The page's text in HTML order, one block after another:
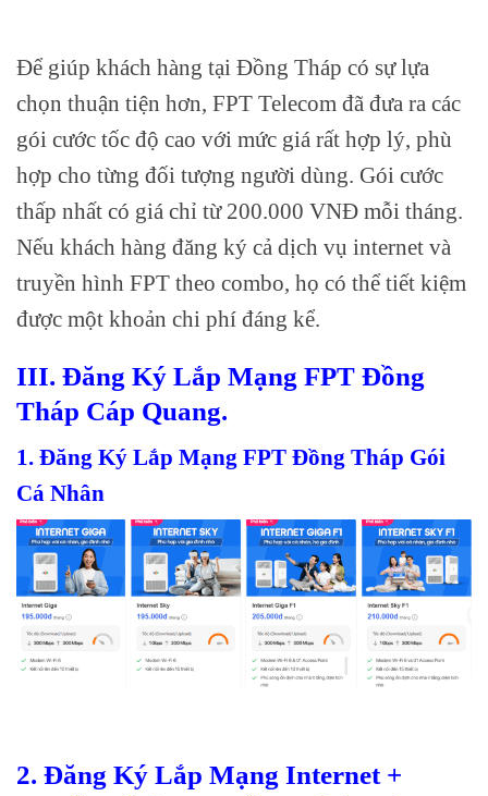
Để giúp khách hàng tại Đồng Tháp có sự lựa
chọn thuận tiện hơn, FPT Telecom đã đưa ra các
gói cước tốc độ cao với mức giá rất hợp lý, phù
hợp cho từng đối tượng người dùng. Gói cước
thấp nhất có giá chỉ từ 200.000 VNĐ mỗi tháng.
Nếu khách hàng đăng ký cả dịch vụ internet và
truyền hình FPT theo combo, họ có thể tiết kiệm
được một khoản chi phí đáng kể.
III. Đăng Ký Lắp Mạng FPT Đồng
Tháp Cáp Quang.
1. Đăng Ký Lắp Mạng FPT Đồng Tháp Gói
Cá Nhân
2. Đăng Ký Lắp Mạng Internet +